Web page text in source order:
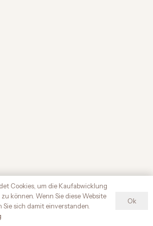
Cookies, um die Kaufabwicklung
können. Wenn Sie diese Website
sich damit einverstanden.
Ok